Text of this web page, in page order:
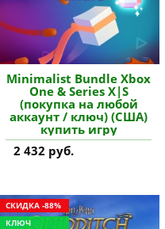
Minimalist Bundle Xbox
One & Series X|S
(покупка на любой
аккаунт / ключ) (США)
купить игру
2 432 руб.
СКИДКА -88%
КЛЮЧ